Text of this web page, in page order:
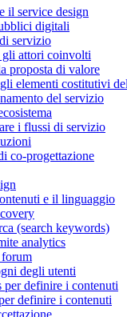
il service design
digitali
servizio
attori coinvolti
proposta di valore
elementi costitutivi
del servizio
i flussi di servizio
co-progettazione
e il linguaggio
(search keywords)
analytics
degli utenti
per definire i contenuti
definire i contenuti